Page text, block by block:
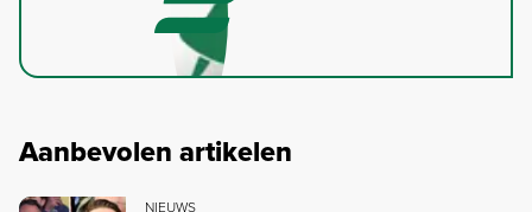
Aanbevolen artikelen
NIEUWS